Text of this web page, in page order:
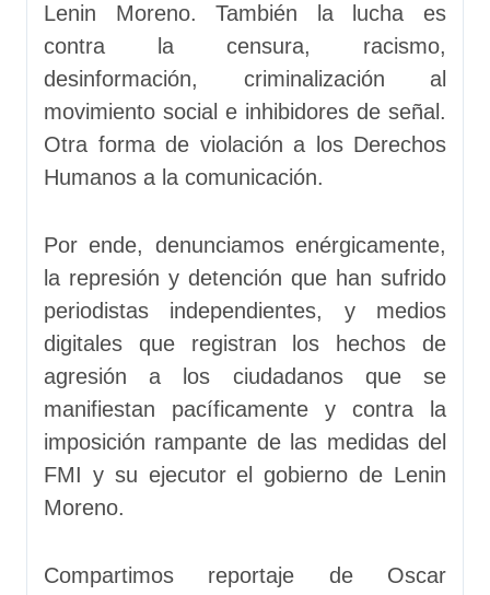
Lenin Moreno. También la lucha es
contra la censura, racismo,
desinformación, criminalización al
movimiento social e inhibidores de señal.
Otra forma de violación a los Derechos
Humanos a la comunicación.
Por ende, denunciamos enérgicamente,
la represión y detención que han sufrido
periodistas independientes, y medios
digitales que registran los hechos de
agresión a los ciudadanos que se
manifiestan pacíficamente y contra la
imposición rampante de las medidas del
FMI y su ejecutor el gobierno de Lenin
Moreno.
Compartimos reportaje de Oscar